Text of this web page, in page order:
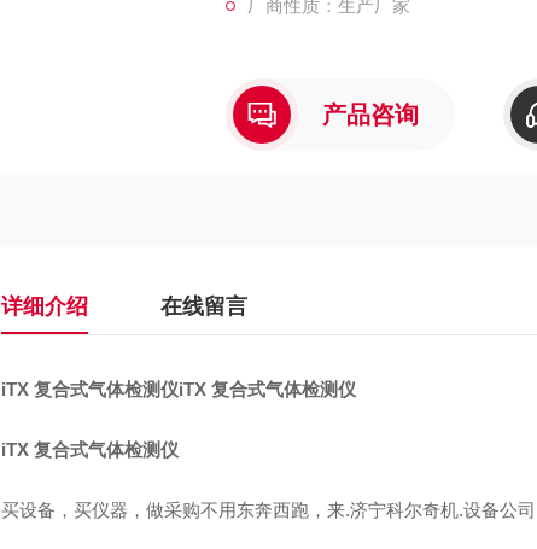
厂商性质：生产厂家
产品咨询
详细介绍 在线留言
iTX 复合式气体检测仪iTX 复合式气体检测仪
iTX 复合式气体检测仪
买设备，买仪器，做采购不用东奔西跑，来.济宁科尔奇机.设备公